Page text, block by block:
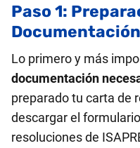
Paso 1:
Documentación
Lo primero y más
documentación
preparado tu carta de
descargar el
resoluciones de